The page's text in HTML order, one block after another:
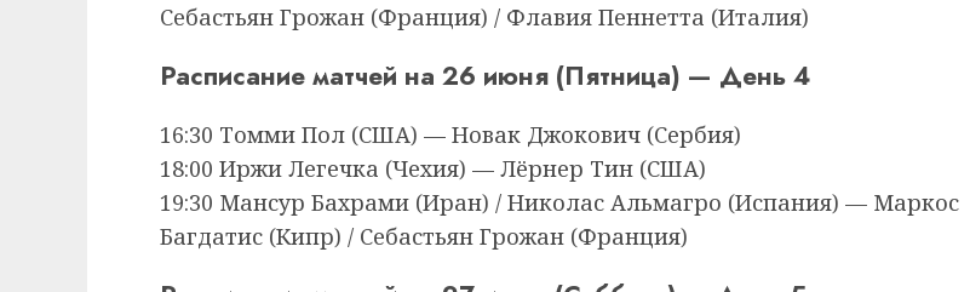
Себастьян Грожан (Франция) / Флавия Пеннетта (Италия)
Расписание матчей на 26 июня (Пятница) — День 4
16:30 Томми Пол (США) — Новак Джокович (Сербия)
18:00 Иржи Легечка (Чехия) — Лёрнер Тин (США)
19:30 Мансур Бахрами (Иран) / Николас Альмагро (Испания) — Маркос
Багдатис (Кипр) / Себастьян Грожан (Франция)